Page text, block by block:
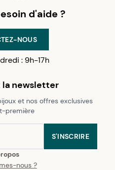
nous ?
d'aide ?
NOUS
: 9h-17h
la newsletter
et nos offres exclusives
première
S'INSCRIRE